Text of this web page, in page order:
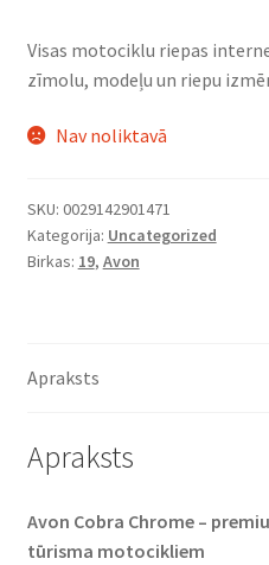
Visas motociklu riepas
zīmolu, modeļu un riepu
Nav noliktavā
SKU: 0029142901471
Kategorija: Uncategorized
Birkas: 19, Avon
Apraksts
Apraksts
Avon Cobra Chrome –
tūrisma motocikliem​